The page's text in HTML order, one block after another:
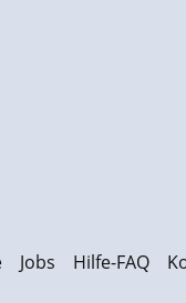
Jobs Hilfe-FAQ